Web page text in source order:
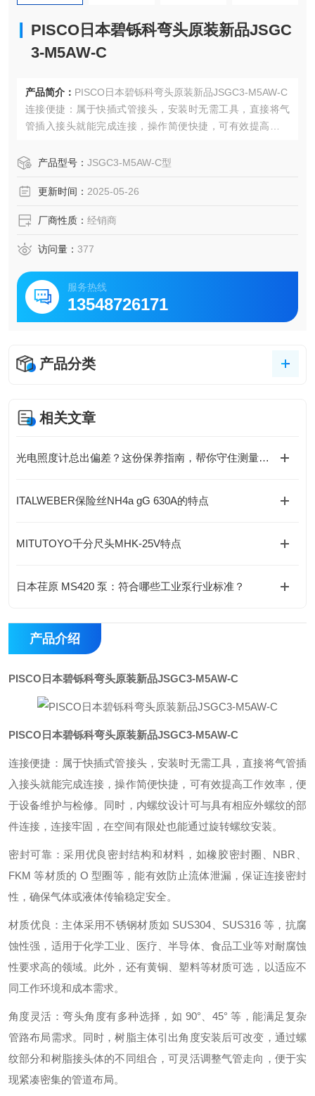
PISCO日本碧铄科弯头原装新品JSGC
3-M5AW-C
产品简介： PISCO日本碧铄科弯头原装新品JSGC3-M5AW-C
连接便捷：属于快插式管接头，安装时无需工具，直接将气
管插入接头就能完成连接，操作简便快捷，可有效提高工作
产品型号： JSGC3-M5AW-C型
更新时间： 2025-05-26
厂商性质： 经销商
访问量： 377
服务热线
13548726171
产品分类
相关文章
光电照度计总出偏差？这份保养指南，帮你守住测量的“生命线”
ITALWEBER保险丝NH4a gG 630A的特点
MITUTOYO千分尺头MHK-25V特点
日本荏原 MS420 泵：符合哪些工业泵行业标准？
产品介绍
PISCO日本碧铄科弯头原装新品JSGC3-M5AW-C
PISCO日本碧铄科弯头原装新品JSGC3-M5AW-C
连接便捷：属于快插式管接头，安装时无需工具，直接将气管插
入接头就能完成连接，操作简便快捷，可有效提高工作效率，便
于设备维护与检修。同时，内螺纹设计可与具有相应外螺纹的部
件连接，连接牢固，在空间有限处也能通过旋转螺纹安装。
密封可靠：采用优良密封结构和材料，如橡胶密封圈、NBR、
FKM 等材质的 O 型圈等，能有效防止流体泄漏，保证连接密封
性，确保气体或液体传输稳定安全。
材质优良：主体采用不锈钢材质如 SUS304、SUS316 等，抗腐
蚀性强，适用于化学工业、医疗、半导体、食品工业等对耐腐蚀
性要求高的领域。此外，还有黄铜、塑料等材质可选，以适应不
同工作环境和成本需求。
角度灵活：弯头角度有多种选择，如 90°、45° 等，能满足复杂
管路布局需求。同时，树脂主体引出角度安装后可改变，通过螺
纹部分和树脂接头体的不同组合，可灵活调整气管走向，便于实
现紧凑密集的管道布局。